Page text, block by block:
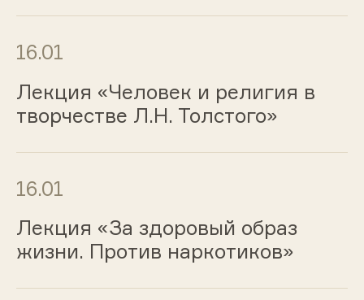
16.01
Лекция «Человек и религия в
творчестве Л.Н. Толстого»
16.01
Лекция «За здоровый образ
жизни. Против наркотиков»